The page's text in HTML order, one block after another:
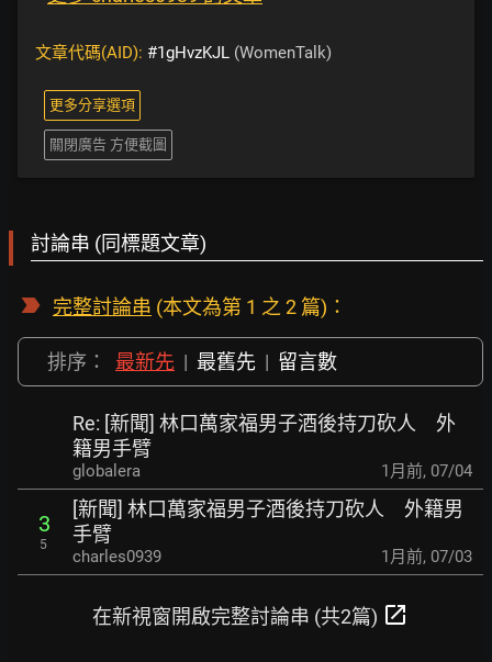
文章代碼(AID): #1gHvzKJL (WomenTalk)
更多分享選項
關閉廣告 方便截圖
討論串 (同標題文章)
完整討論串 (本文為第 1 之 2 篇)：
排序： 最新先 | 最舊先 | 留言數
Re: [新聞] 林口萬家福男子酒後持刀砍人 外
籍男手臂
globalera 1月前, 07/04
3
5
[新聞] 林口萬家福男子酒後持刀砍人 外籍男
手臂
charles0939 1月前, 07/03
在新視窗開啟完整討論串 (共2篇) open_in_new